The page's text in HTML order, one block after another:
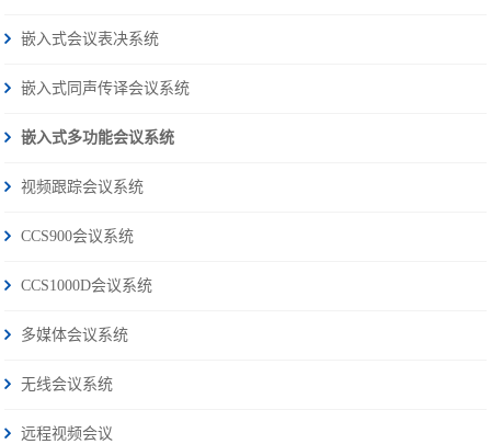
嵌入式会议表决系统
嵌入式同声传译会议系统
嵌入式多功能会议系统
视频跟踪会议系统
CCS900会议系统
CCS1000D会议系统
多媒体会议系统
无线会议系统
远程视频会议